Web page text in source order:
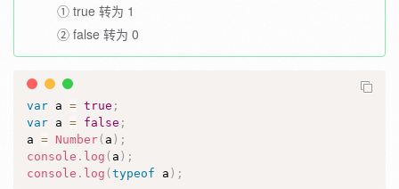
① true 转为 1
② false 转为 0
var a = true ;
var a = false ;
a = Number( a ) ;
console . log ( a ) ;
console . log ( typeof a ) ;